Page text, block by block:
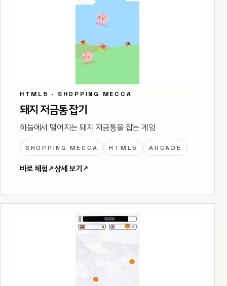
HTML5 · SHOPPING MECCA
돼지 저금통 잡기
하늘에서 떨어지는 돼지 저금통을 잡는 게임
SHOPPING MECCA HTML5 ARCADE
바로 체험↗상세 보기↗